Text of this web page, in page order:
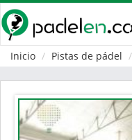
Inicio
Pistas de pádel